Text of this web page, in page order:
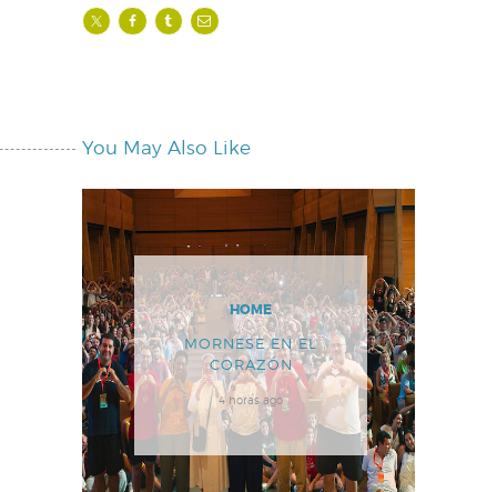
You May Also Like
HOME
MORNESE EN EL
CORAZÓN
4 horas ago